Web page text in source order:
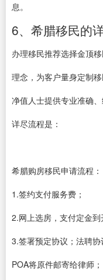
息。
6、希腊移民的
办理移民推荐选择金顶
理念，为客户量身定制
净值人士提供专业准确
详尽流程是：
希腊购房移民申请流程：
1.签约支付服务费；
2.网上选房，支付定金
3.签署预定协议；法聘
POA将原件邮寄给律师；